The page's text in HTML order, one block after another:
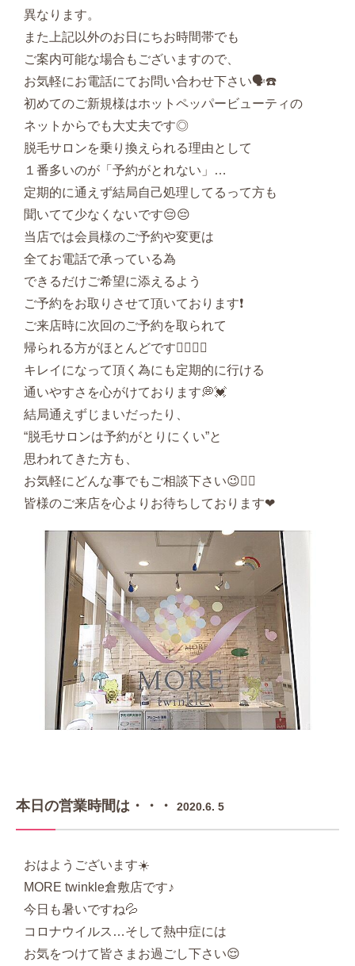
異なります。
また上記以外のお日にちお時間帯でも
ご案内可能な場合もございますので、
お気軽にお電話にてお問い合わせ下さい🗣☎️
初めてのご新規様はホットペッパービューティの
ネットからでも大丈夫です◎
脱毛サロンを乗り換えられる理由として
１番多いのが「予約がとれない」…
定期的に通えず結局自己処理してるって方も
聞いてて少なくないです😔😔
当店では会員様のご予約や変更は
全てお電話で承っている為
できるだけご希望に添えるよう
ご予約をお取りさせて頂いております❗️
ご来店時に次回のご予約を取られて
帰られる方がほとんどです💁🏻‍♀‍💡
キレイになって頂く為にも定期的に行ける
通いやすさを心がけております💭💓
結局通えずじまいだったり、
“脱毛サロンは予約がとりにくい”と
思われてきた方も、
お気軽にどんな事でもご相談下さい😉✊🏻
皆様のご来店を心よりお待ちしております❤︎
本日の営業時間は・・・ 2020.6. 5
おはようございます☀️
MORE twinkle倉敷店です♪
今日も暑いですね💦
コロナウイルス…そして熱中症には
お気をつけて皆さまお過ごし下さい😌